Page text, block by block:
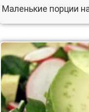
Маленькие порции